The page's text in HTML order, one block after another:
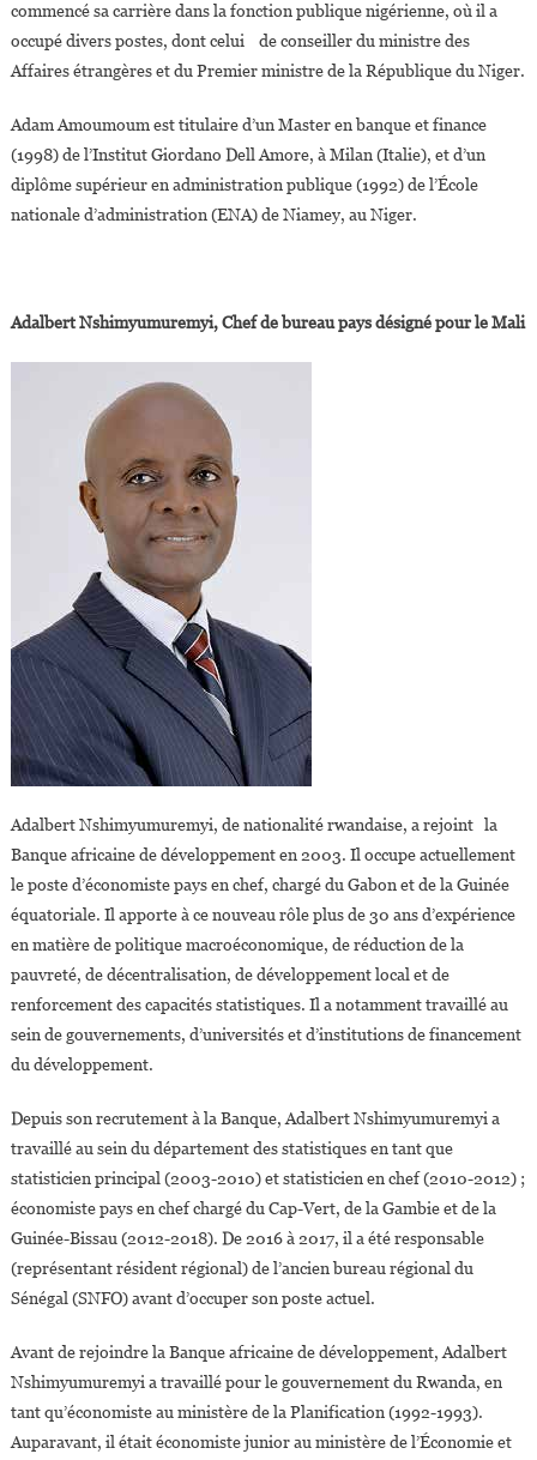
commencé sa carrière dans la fonction publique nigérienne, où il a
occupé divers postes, dont celui de conseiller du ministre des
Affaires étrangères et du Premier ministre de la République du Niger.
Adam Amoumoum est titulaire d’un Master en banque et finance
(1998) de l’Institut Giordano Dell Amore, à Milan (Italie), et d’un
diplôme supérieur en administration publique (1992) de l’École
nationale d’administration (ENA) de Niamey, au Niger.
Adalbert Nshimyumuremyi, Chef de bureau pays désigné pour le Mali
Adalbert Nshimyumuremyi, de nationalité rwandaise, a rejoint la
Banque africaine de développement en 2003. Il occupe actuellement
le poste d’économiste pays en chef, chargé du Gabon et de la Guinée
équatoriale. Il apporte à ce nouveau rôle plus de 30 ans d’expérience
en matière de politique macroéconomique, de réduction de la
pauvreté, de décentralisation, de développement local et de
renforcement des capacités statistiques. Il a notamment travaillé au
sein de gouvernements, d’universités et d’institutions de financement
du développement.
Depuis son recrutement à la Banque, Adalbert Nshimyumuremyi a
travaillé au sein du département des statistiques en tant que
statisticien principal (2003-2010) et statisticien en chef (2010-2012) ;
économiste pays en chef chargé du Cap-Vert, de la Gambie et de la
Guinée-Bissau (2012-2018). De 2016 à 2017, il a été responsable
(représentant résident régional) de l’ancien bureau régional du
Sénégal (SNFO) avant d’occuper son poste actuel.
Avant de rejoindre la Banque africaine de développement, Adalbert
Nshimyumuremyi a travaillé pour le gouvernement du Rwanda, en
tant qu’économiste au ministère de la Planification (1992-1993).
Auparavant, il était économiste junior au ministère de l’Économie et